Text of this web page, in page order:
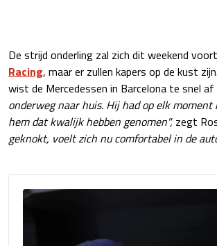
De strijd onderling zal zich dit weekend
Racing, maar er zullen kapers op de kust
wist de Mercedessen in Barcelona te snel
onderweg naar huis. Hij had op elk
hem dat kwalijk hebben genomen", zegt
geknokt, voelt zich nu comfortabel in de